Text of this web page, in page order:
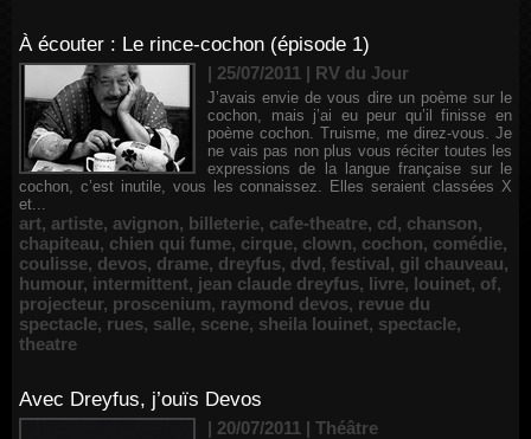
À écouter : Le rince-cochon (épisode 1)
| 25/07/2011 | RV du Jour
J’avais envie de vous dire un poème sur le
cochon, mais j’ai eu peur qu’il finisse en
poème cochon. Truisme, me direz-vous. Je
ne vais pas non plus vous réciter toutes les
expressions de la langue française sur le
cochon, c’est inutile, vous les connaissez. Elles seraient classées X
et...
art, artiste, avignon, billeterie, cafe-theatre, cd, chanson,
chapiteau, chien qui fume, cirque, clown, cochon, comédie,
coulisse, devos, drame, dreyfus, dvd, festival, gil chauveau,
humour, intermittent, jean claude dreyfus, livre, louinet, of,
projecteur, proscenium, raymond devos, revue du
spectacle, rues, salle, scene, sheila louinet, spectacle,
theatre
Avec Dreyfus, j’ouïs Devos
| 20/07/2011 | Théâtre